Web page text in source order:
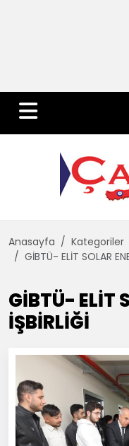
Teknoloji
Anasayfa Kategoriler
GİBTÜ- ELİT SOLAR
GİBTÜ- ELİT
İŞBİRLİĞİ